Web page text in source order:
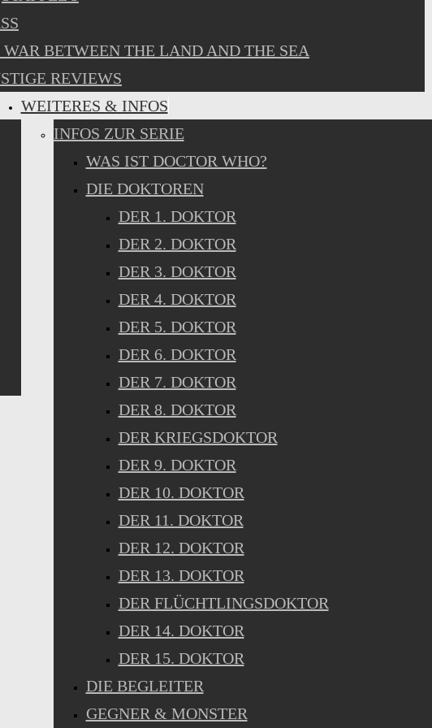
WAR BETWEEN THE LAND AND THE SEA
REVIEWS
WEITERES & INFOS
INFOS ZUR SERIE
WAS IST DOCTOR WHO?
DIE DOKTOREN
DER 1. DOKTOR
DER 2. DOKTOR
DER 3. DOKTOR
DER 4. DOKTOR
DER 5. DOKTOR
DER 6. DOKTOR
DER 7. DOKTOR
DER 8. DOKTOR
DER KRIEGSDOKTOR
DER 9. DOKTOR
DER 10. DOKTOR
DER 11. DOKTOR
DER 12. DOKTOR
DER 13. DOKTOR
DER FLÜCHTLINGSDOKTOR
DER 14. DOKTOR
DER 15. DOKTOR
DIE BEGLEITER
GEGNER & MONSTER